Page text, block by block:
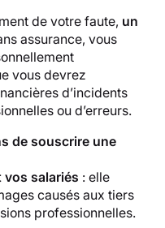
de votre faute, un
assurance, vous
vous devrez
d’incidents
ou d’erreurs.
de souscrire une
salariés : elle
causés aux tiers
professionnelles.